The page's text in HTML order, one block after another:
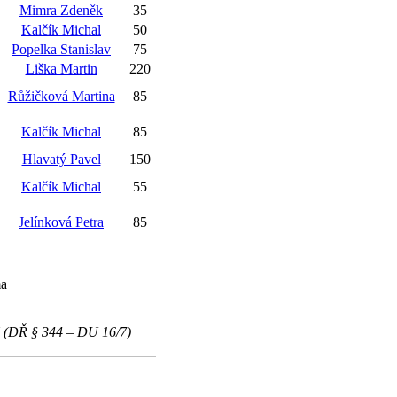
Mimra Zdeněk
35
Kalčík Michal
50
Popelka Stanislav
75
Liška Martin
220
Růžičková Martina 85
Kalčík Michal
85
Hlavatý Pavel
150
Kalčík Michal 55
Jelínková Petra
85
(DŘ § 344 – DU 16/7)